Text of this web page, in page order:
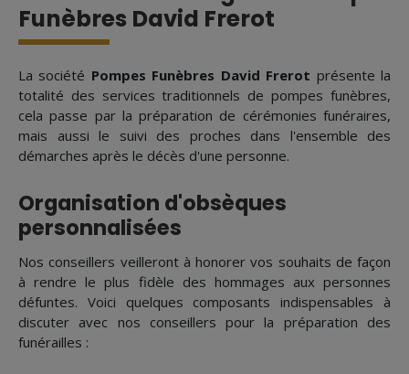
Funèbres David Frerot
La société Pompes Funèbres David Frerot présente la
totalité des services traditionnels de pompes funèbres,
cela passe par la préparation de cérémonies funéraires,
mais aussi le suivi des proches dans l'ensemble des
démarches après le décès d'une personne.
Organisation d'obsèques
personnalisées
Nos conseillers veilleront à honorer vos souhaits de façon
à rendre le plus fidèle des hommages aux personnes
défuntes. Voici quelques composants indispensables à
discuter avec nos conseillers pour la préparation des
funérailles :